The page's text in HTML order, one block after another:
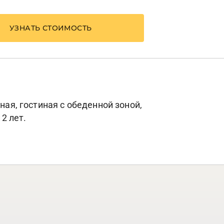
УЗНАТЬ СТОИМОСТЬ
гостиная с обеденной зоной,
лет.